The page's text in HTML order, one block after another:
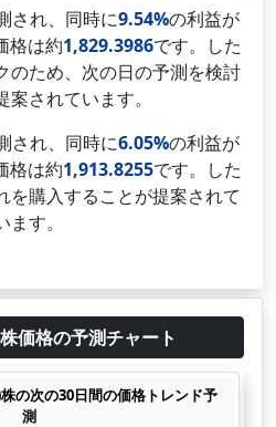
され、同時に9.54%の利益が
格は約1,829.3986です。した
のため、次の日の予測を検討
されています。
され、同時に6.05%の利益が
格は約1,913.8255です。した
を購入することが提案されて
ます。
価格の予測チャート
の次の30日間の価格トレンド予
測